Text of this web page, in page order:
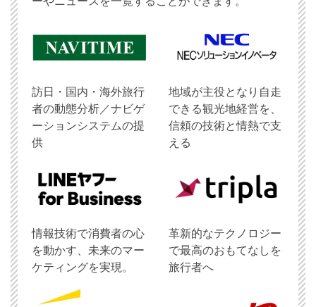
訪日・国内・海外旅行
者の動態分析／ナビゲ
ーションシステムの提
供
地域が主役となり自走
できる観光地経営を、
信頼の技術と情熱で支
える
情報技術で消費者の心
を動かす、未来のマー
ケティングを実現。
革新的なテクノロジー
で最高のおもてなしを
旅行者へ